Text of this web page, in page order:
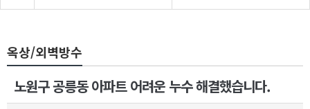
옥상/외벽방수
노원구 공릉동 아파트 어려운 누수 해결했습니다.